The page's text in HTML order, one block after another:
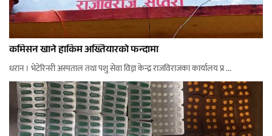
कमिसन खाने हाकिम अख्तियारको फन्दामा
धरान । भेटेरिनरी अस्पताल तथा पशु सेवा विज्ञ केन्द्र राजविराजका कार्यालय प्र ...